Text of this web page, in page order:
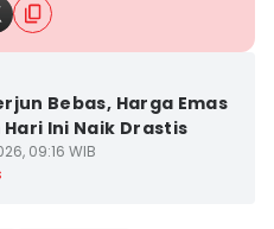
Bebas, Harga Emas
Ini Naik Drastis
09:16 WIB